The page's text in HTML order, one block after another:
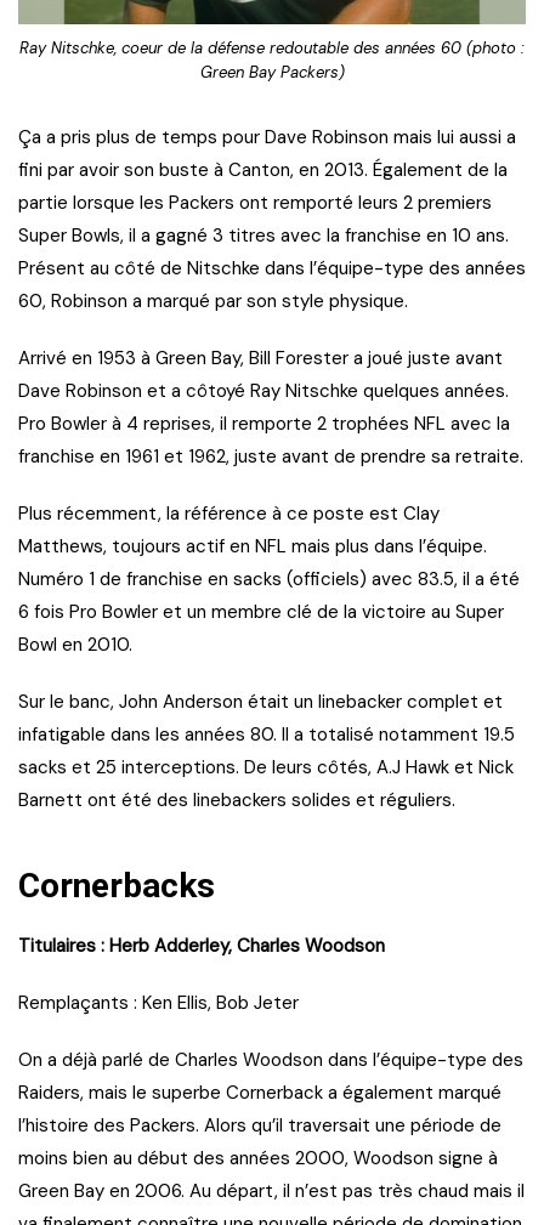
Ray Nitschke, coeur de la défense redoutable des années 60 (photo :
Green Bay Packers)
Ça a pris plus de temps pour Dave Robinson mais lui aussi a
fini par avoir son buste à Canton, en 2013. Également de la
partie lorsque les Packers ont remporté leurs 2 premiers
Super Bowls, il a gagné 3 titres avec la franchise en 10 ans.
Présent au côté de Nitschke dans l’équipe-type des années
60, Robinson a marqué par son style physique.
Arrivé en 1953 à Green Bay, Bill Forester a joué juste avant
Dave Robinson et a côtoyé Ray Nitschke quelques années.
Pro Bowler à 4 reprises, il remporte 2 trophées NFL avec la
franchise en 1961 et 1962, juste avant de prendre sa retraite.
Plus récemment, la référence à ce poste est Clay
Matthews, toujours actif en NFL mais plus dans l’équipe.
Numéro 1 de franchise en sacks (officiels) avec 83.5, il a été
6 fois Pro Bowler et un membre clé de la victoire au Super
Bowl en 2010.
Sur le banc, John Anderson était un linebacker complet et
infatigable dans les années 80. Il a totalisé notamment 19.5
sacks et 25 interceptions. De leurs côtés, A.J Hawk et Nick
Barnett ont été des linebackers solides et réguliers.
Cornerbacks
Titulaires : Herb Adderley, Charles Woodson
Remplaçants : Ken Ellis, Bob Jeter
On a déjà parlé de Charles Woodson dans l’équipe-type des
Raiders, mais le superbe Cornerback a également marqué
l’histoire des Packers. Alors qu’il traversait une période de
moins bien au début des années 2000, Woodson signe à
Green Bay en 2006. Au départ, il n’est pas très chaud mais il